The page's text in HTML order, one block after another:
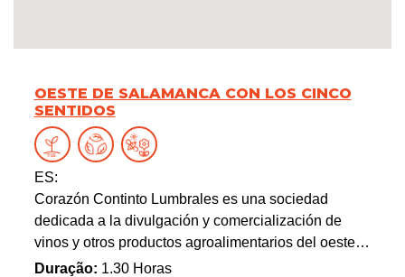
OESTE DE SALAMANCA CON LOS CINCO
SENTIDOS
ES:
Corazón Continto Lumbrales es una sociedad
dedicada a la divulgación y comercialización de
vinos y otros productos agroalimentarios del oeste
de Salamanca.
Duração: 1.30 Horas